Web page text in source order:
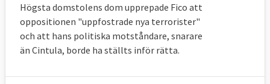
Högsta domstolens dom upprepade Fico att
oppositionen "uppfostrade nya terrorister"
och att hans politiska motståndare, snarare
än Cintula, borde ha ställts inför rätta.